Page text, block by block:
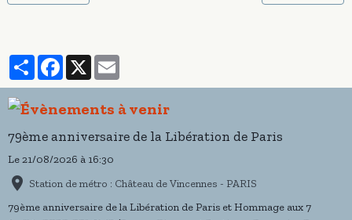
PartagerFacebook
X
79ème anniversaire de la Libération de Paris
Le 21/08/2026 à 16:30
Station de métro : Château de Vincennes - PARIS
79ème anniversaire de la Libération de Paris et Hommage aux 7